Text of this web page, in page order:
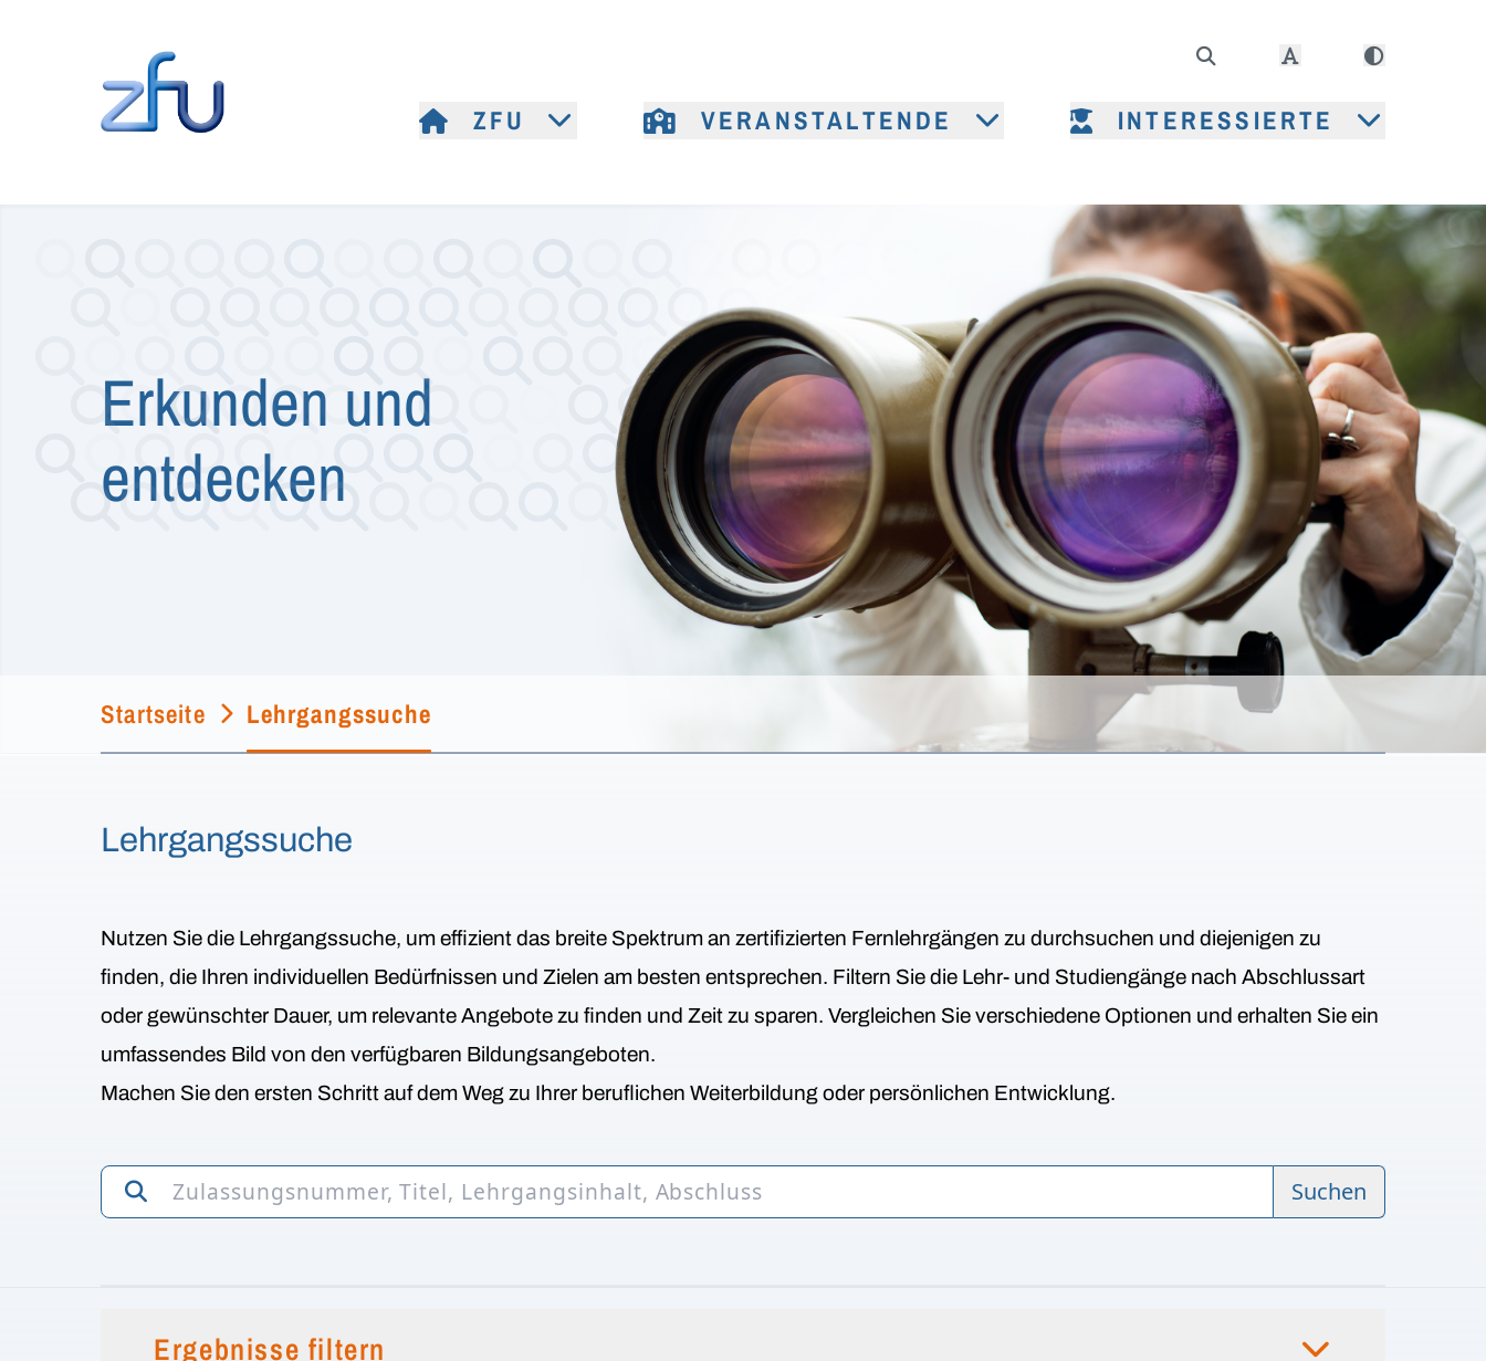
ZFU VERANSTALTENDE INTERESSIERTE
Erkunden und
entdecken
Startseite Lehrgangssuche
Lehrgangssuche
Nutzen Sie die Lehrgangssuche, um effizient das breite Spektrum an zertifizierten Fernlehrgängen zu durchsuchen und diejenigen zu
finden, die Ihren individuellen Bedürfnissen und Zielen am besten entsprechen. Filtern Sie die Lehr- und Studiengänge nach Abschlussart
oder gewünschter Dauer, um relevante Angebote zu finden und Zeit zu sparen. Vergleichen Sie verschiedene Optionen und erhalten Sie ein
umfassendes Bild von den verfügbaren Bildungsangeboten.
Machen Sie den ersten Schritt auf dem Weg zu Ihrer beruflichen Weiterbildung oder persönlichen Entwicklung.
Suchen
Ergebnisse filtern